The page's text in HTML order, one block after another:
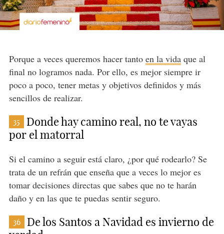
Porque a veces queremos hacer tanto en la vidaque al
final no logramos nada. Por ello, es mejor siempre ir
poco a poco, tener metas y objetivos definidos y más
sencillos de realizar.
35
Donde hay camino real, no te vayas
por el matorral
Si el camino a seguir está claro, ¿por qué rodearlo? Se
trata de un refrán que enseña que a veces lo mejor es
tomar decisiones directas que sabes que no te harán
daño y en las que te puedas sentir seguro.
36
De los Santos a Navidad es invierno de